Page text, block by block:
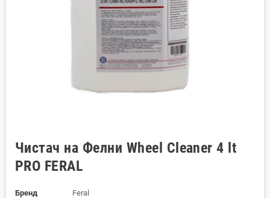
Чистач на Фелни Wheel Cleaner 4 lt
PRO FERAL
Бренд
Feral